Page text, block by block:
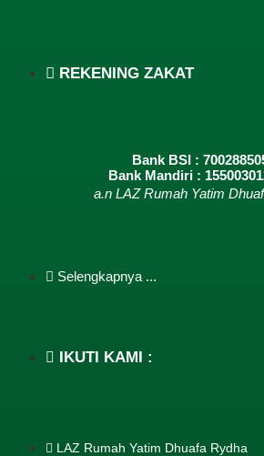
REKENING ZAKAT
Bank BSI :
Bank Mandiri :
a.n LAZ Rumah Yatim
Selengkapnya ...
IKUTI KAMI :
LAZ Rumah Yatim Dhuafa Rydha